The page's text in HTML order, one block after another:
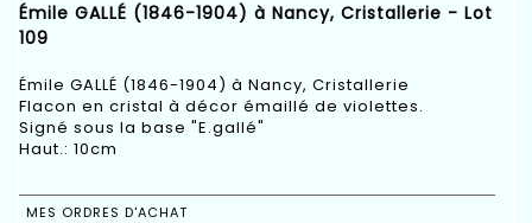
Émile GALLÉ (1846-1904) à Nancy, Cristallerie - Lot
109
Émile GALLÉ (1846-1904) à Nancy, Cristallerie
Flacon en cristal à décor émaillé de violettes.
Signé sous la base "E.gallé"
Haut.: 10cm
MES ORDRES D'ACHAT